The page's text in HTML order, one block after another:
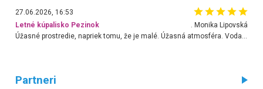
27.06.2026, 16:53
Letné kúpalisko Pezinok
. Monika Lipovská
Úžasné prostredie, napriek tomu, že je malé. Úžasná atmosféra. Voda fantastická a nádherná. Ľudí je pomerne veľa, ale su mili a ohľaduplní. Je veľmi zaujímavé sledovať, ako dokážu spolu športovať cudzí ľudia a bez ohľadu na vek. Vládne tu pohoda. Vnuka neviem dostať z vody. Ďakujem za krásny deň . Urcite sa sem vrátim. Jediný problém je s parkovaním, ale aj ten sa mi podarilo vyriešiť. Monika Bratislava
Partneri